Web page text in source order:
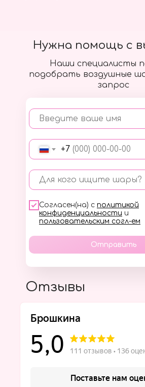
Наши специалисты
подобрать воздушные
запрос
Введите ваше имя
+7
Для кого ищите шары?
Согласен(на) с политикой
конфиденциальности и
пользовательским согл-ем
Отправить
Нужна помощь с
Отзывы